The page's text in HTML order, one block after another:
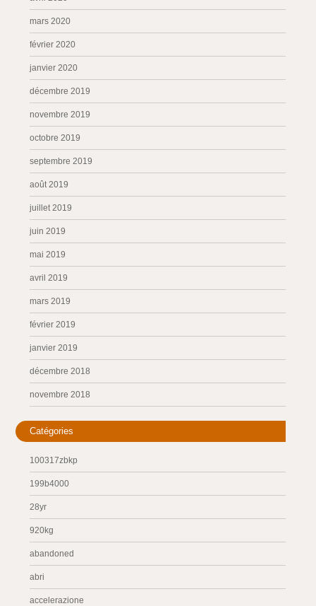
mars 2020
février 2020
janvier 2020
décembre 2019
novembre 2019
octobre 2019
septembre 2019
août 2019
juillet 2019
juin 2019
mai 2019
avril 2019
mars 2019
février 2019
janvier 2019
décembre 2018
novembre 2018
Catégories
100317zbkp
199b4000
28yr
920kg
abandoned
abri
accelerazione